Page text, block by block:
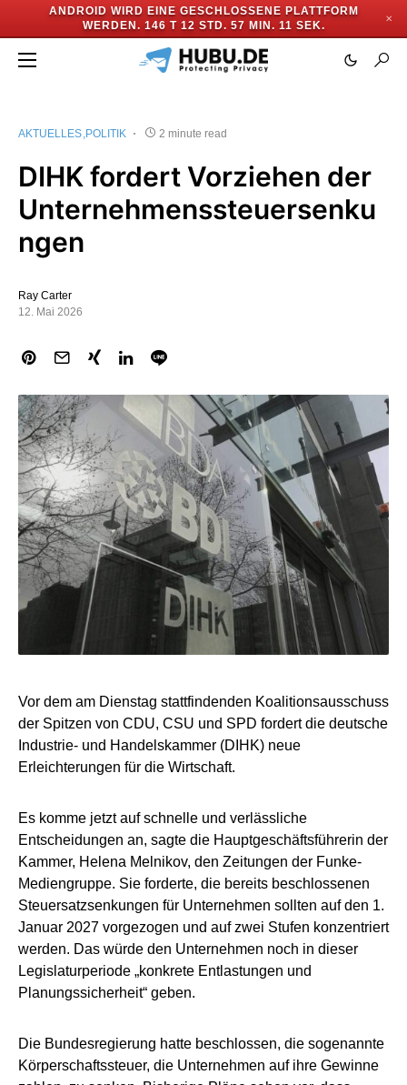
ANDROID WIRD EINE GESCHLOSSENE PLATTFORM
WERDEN. 146 T 12 STD. 57 MIN. 10 SEK.
✕
AKTUELLES POLITIK 2 minute read
DIHK fordert Vorziehen der
Unternehmenssteuersenku
ngen
Ray Carter
12. Mai 2026
Vor dem am Dienstag stattfindenden Koalitionsausschuss
der Spitzen von CDU, CSU und SPD fordert die deutsche
Industrie- und Handelskammer (DIHK) neue
Erleichterungen für die Wirtschaft.
Es komme jetzt auf schnelle und verlässliche
Entscheidungen an, sagte die Hauptgeschäftsführerin der
Kammer, Helena Melnikov, den Zeitungen der Funke-
Mediengruppe. Sie forderte, die bereits beschlossenen
Steuersatzsenkungen für Unternehmen sollten auf den 1.
Januar 2027 vorgezogen und auf zwei Stufen konzentriert
werden. Das würde den Unternehmen noch in dieser
Legislaturperiode „konkrete Entlastungen und
Planungssicherheit“ geben.
Die Bundesregierung hatte beschlossen, die sogenannte
Körperschaftssteuer, die Unternehmen auf ihre Gewinne